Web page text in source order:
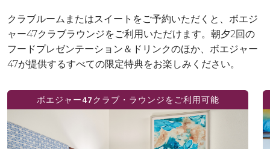
クラブルームまたはスイートをご予約いただくと、ボエジ
ャー47クラブラウンジをご利用いただけます。朝夕2回の
フードプレゼンテーション＆ドリンクのほか、ボエジャー
47が提供するすべての限定特典をお楽しみください。
ボエジャー47クラブ・ラウンジをご利用可能